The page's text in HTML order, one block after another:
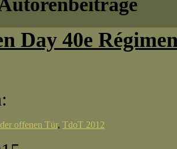
Day 40e
offenen Tür, TdoT 2012